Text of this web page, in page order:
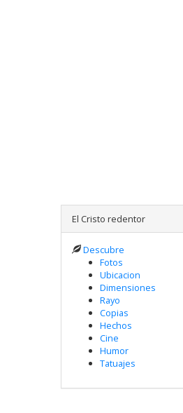
El Cristo redentor
Descubre
Fotos
Ubicacion
Dimensiones
Rayo
Copias
Hechos
Cine
Humor
Tatuajes